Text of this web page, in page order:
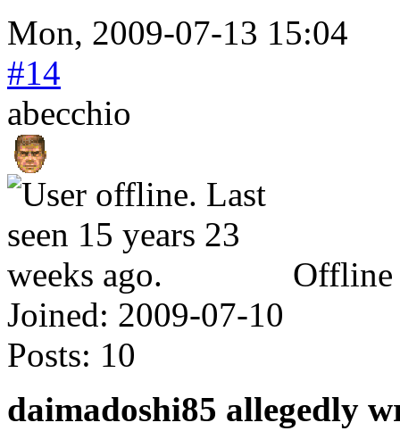
Mon, 2009-07-13 15:04
#14
abecchio
Offline
Joined: 2009-07-10
Posts: 10
daimadoshi85 allegedly